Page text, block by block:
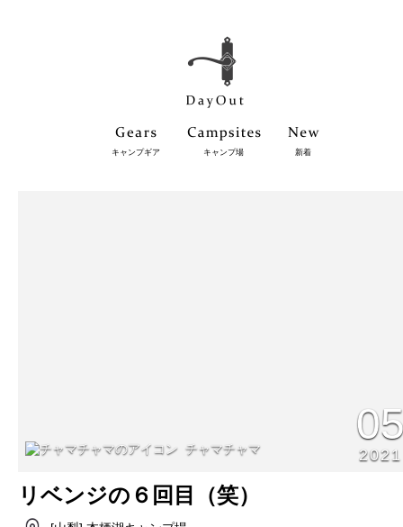
キャンプギア キャンプ場 新着
チャマチャマ 2021
リベンジの６回目（笑）